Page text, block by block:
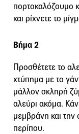
πορτοκαλόζουμο
και ρίχνετε το
Βήμα 2
Προσθέτετε το
χτύπημα με το
μάλλον σκληρή
αλεύρι ακόμα.
μεμβράνη και την
περίπου.